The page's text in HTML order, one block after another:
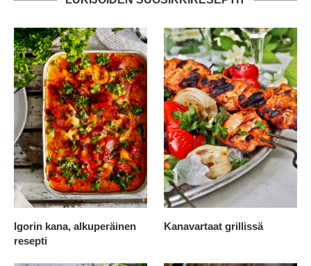
Igorin kana, alkuperäinen
resepti
Kanavartaat grillissä